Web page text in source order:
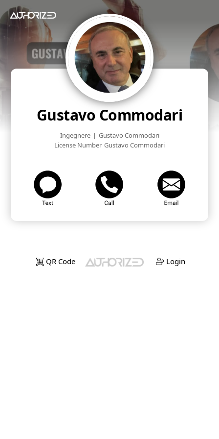
Gustavo Commodari
Ingegnere | Gustavo Commodari
License Number Gustavo Commodari
QR Code Login